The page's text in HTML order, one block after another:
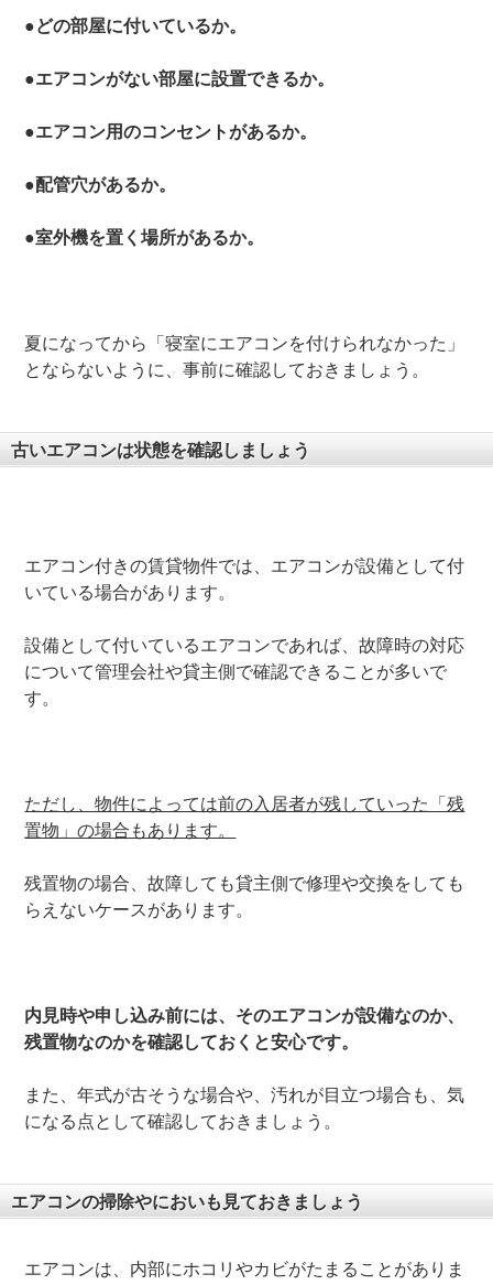
●どの部屋に付いているか。
●エアコンがない部屋に設置できるか。
●エアコン用のコンセントがあるか。
●配管穴があるか。
●室外機を置く場所があるか。
夏になってから「寝室にエアコンを付けられなかった」
とならないように、事前に確認しておきましょう。
古いエアコンは状態を確認しましょう
エアコン付きの賃貸物件では、エアコンが設備として付
いている場合があります。
設備として付いているエアコンであれば、故障時の対応
について管理会社や貸主側で確認できることが多いで
す。
ただし、物件によっては前の入居者が残していった「残
置物」の場合もあります。
残置物の場合、故障しても貸主側で修理や交換をしても
らえないケースがあります。
内見時や申し込み前には、そのエアコンが設備なのか、
残置物なのかを確認しておくと安心です。
また、年式が古そうな場合や、汚れが目立つ場合も、気
になる点として確認しておきましょう。
エアコンの掃除やにおいも見ておきましょう
エアコンは、内部にホコリやカビがたまることがありま